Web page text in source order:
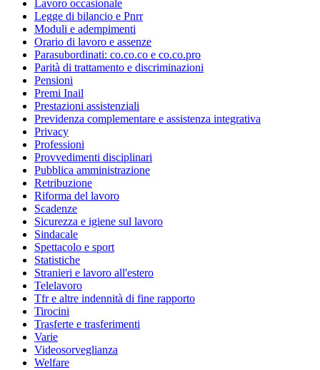
Lavoro occasionale
Legge di bilancio e Pnrr
Moduli e adempimenti
Orario di lavoro e assenze
Parasubordinati: co.co.co e co.co.pro
Parità di trattamento e discriminazioni
Pensioni
Premi Inail
Prestazioni assistenziali
Previdenza complementare e assistenza integrativa
Privacy
Professioni
Provvedimenti disciplinari
Pubblica amministrazione
Retribuzione
Riforma del lavoro
Scadenze
Sicurezza e igiene sul lavoro
Sindacale
Spettacolo e sport
Statistiche
Stranieri e lavoro all'estero
Telelavoro
Tfr e altre indennità di fine rapporto
Tirocini
Trasferte e trasferimenti
Varie
Videosorveglianza
Welfare